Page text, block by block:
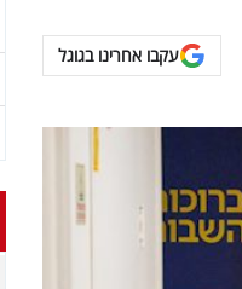
עקבו אחרינו בגוגל